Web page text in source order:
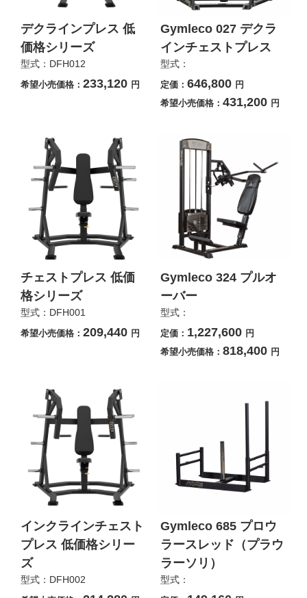
デクラインプレス 低
価格シリーズ
型式：DFH012
希望小売価格： 233,120 円
Gymleco 027 デクラ
インチェストプレス
型式：
定価： 646,800 円
希望小売価格： 431,200 円
チェストプレス 低価
格シリーズ
型式：DFH001
希望小売価格： 209,440 円
Gymleco 324 プルオ
ーバー
型式：
定価： 1,227,600 円
希望小売価格： 818,400 円
インクラインチェスト
プレス 低価格シリー
ズ
型式：DFH002
Gymleco 685 プロウ
ラースレッド（プラウ
ラーソリ）
型式：